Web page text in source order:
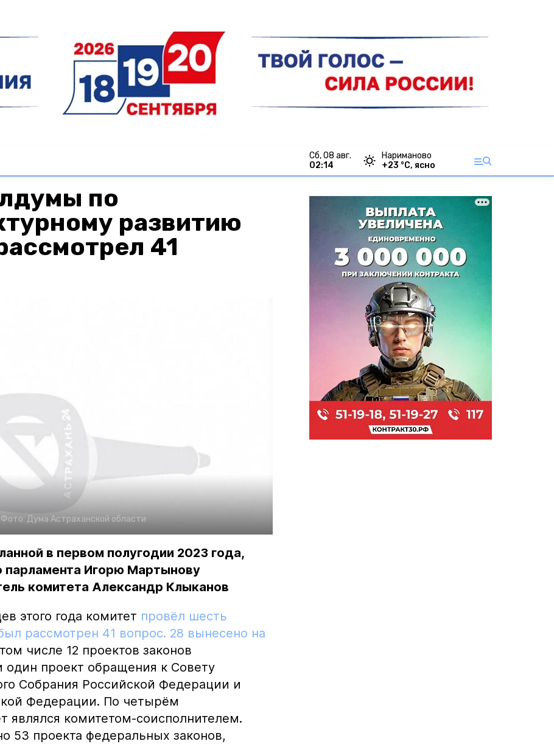
сб, 08 авг.
02:15
Нариманово
+23 °С, ясно
по
развитию
41
Фото: Дума Астраханской области
в первом полугодии 2023 года,
парламента Игорю Мартынову
комитета Александр Клыканов
этого года комитет провёл шесть
рассмотрен 41 вопрос. 28 вынесено на
числе 12 проектов законов
один проект обращения к Совету
Собрания Российской Федерации и
Федерации. По четырём
являлся комитетом-соисполнителем.
53 проекта федеральных законов,